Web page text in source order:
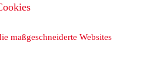
maßgeschneiderte Websites